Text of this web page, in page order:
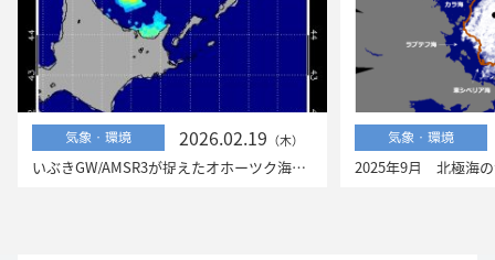
気象・環境 2026.02.19 （木）
いぶきGW/AMSR3が捉えたオホーツク海の流氷
気象・環境